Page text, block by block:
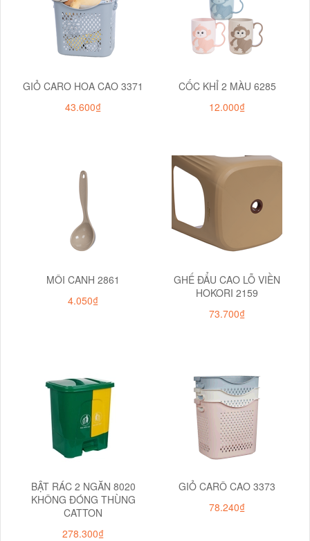
GIỎ CARO HOA CAO 3371
43.600₫
CỐC KHỈ 2 MÀU 6285
12.000₫
MÔI CANH 2861
4.050₫
GHẾ ĐẨU CAO LỖ VIỀN
HOKORI 2159
73.700₫
BẬT RÁC 2 NGĂN 8020
KHÔNG ĐÓNG THÙNG
CATTON
278.300₫
GIỎ CARÔ CAO 3373
78.240₫